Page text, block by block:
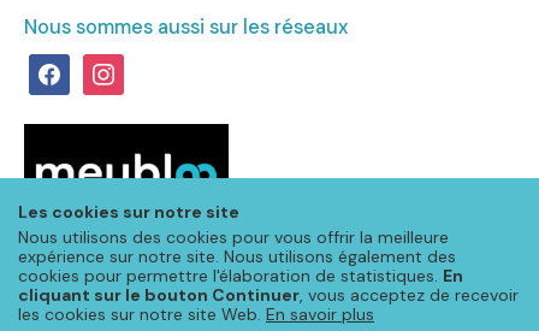
Les cookies sur notre site
Nous utilisons des cookies pour vous offrir la meilleure
expérience sur notre site. Nous utilisons également des
cookies pour permettre l'élaboration de statistiques. En
cliquant sur le bouton Continuer, vous acceptez de recevoir
les cookies sur notre site Web. En savoir plus
Nous sommes aussi sur les réseaux
facebookinstagram